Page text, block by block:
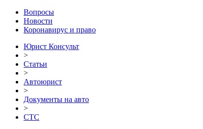
Вопросы
Новости
Коронавирус и право
Юрист Консульт
>
Статьи
>
Автоюрист
>
Документы на авто
>
СТС